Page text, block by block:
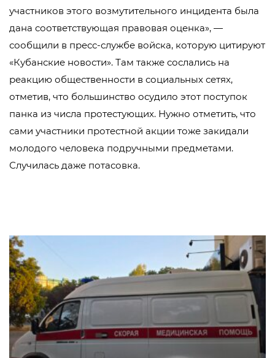
участников этого возмутительного инцидента была
дана соответствующая правовая оценка», —
сообщили в пресс-службе войска, которую цитируют
«Кубанские новости». Там также сослались на
реакцию общественности в социальных сетях,
отметив, что большинство осудило этот поступок
панка из числа протестующих. Нужно отметить, что
сами участники протестной акции тоже закидали
молодого человека подручными предметами.
Случилась даже потасовка.